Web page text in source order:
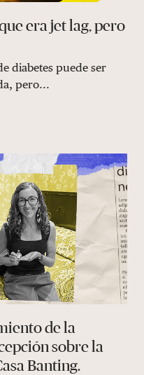
era jet lag, pero
diabetes puede ser
pero...
de la
sobre la
Banting.